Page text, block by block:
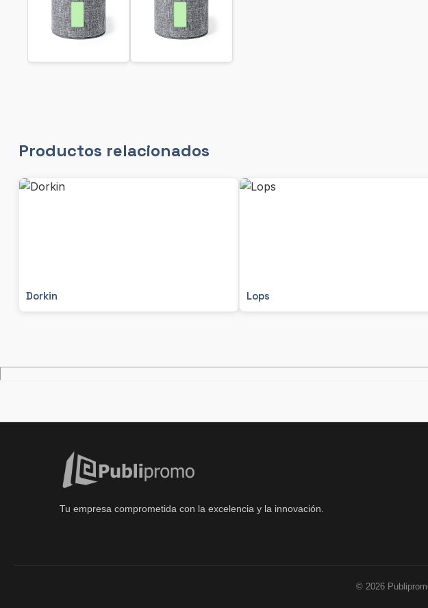
Productos relacionados
Dorkin Lops
Tu empresa comprometida con la excelencia y la innovación.
© 2026